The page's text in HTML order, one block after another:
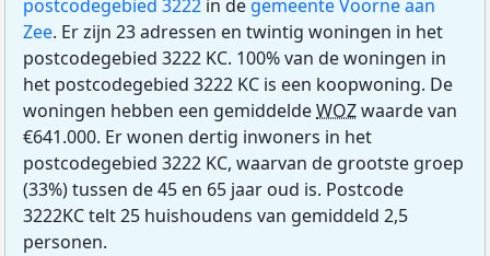
postcodegebied 3222 in de gemeente Voorne aan
Zee. Er zijn 23 adressen en twintig woningen in het
postcodegebied 3222 KC. 100% van de woningen in
het postcodegebied 3222 KC is een koopwoning. De
woningen hebben een gemiddeldeWOZwaarde van
€641.000. Er wonen dertig inwoners in het
postcodegebied 3222 KC, waarvan de grootste groep
(33%) tussen de 45 en 65 jaar oud is. Postcode
3222KC telt 25 huishoudens van gemiddeld 2,5
personen.